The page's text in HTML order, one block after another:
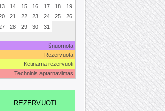
14 15 16 17 18
19
21 22 23 24 25
26
28 29 30 31
Išnuomota
Rezervuota
Ketinama rezervuoti
Techninis aptarnavimas
REZERVUOTI